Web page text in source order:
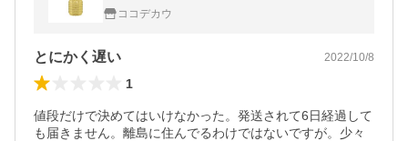
ココデカウ
とにかく遅い 2022/10/8
1
値段だけで決めてはいけなかった。発送されて6日経過して
も届きません。離島に住んでるわけではないですが。少々